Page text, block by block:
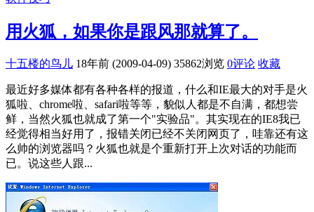
用火狐，如果你是跟风那就算了。
十五楼的鸟儿 18年前 (2009-04-09) 35862浏览 0评论 收藏
最近好多媒体都有各种各样的报道，什么和IE最大的对手是火
狐啦、chrome啦、safari啦等等，貌似人都是不自满，都想尝
鲜，当然火狐也就成了第一个"实验品"。其实现在的IE8我已
经觉得相当好用了，报错关闭已经不关闭网页了，哇靠还有这
么帅的浏览器吗？火狐也就是个重新打开上次对话的功能而
已。说这些人跟...